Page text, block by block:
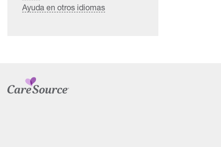
Ayuda en otros idiomas